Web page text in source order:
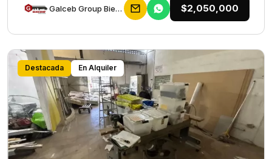
Galceb Group Bienes Raices $2,050,000
Destacada En Alquiler